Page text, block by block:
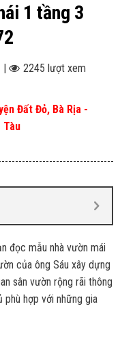
1 tầng 3
|
2245 lượt xem
Đất Đỏ, Bà Rịa -
Tàu
đọc mẫu nhà vườn mái
của ông Sáu xây dựng
sân vườn rộng rãi thông
phù hợp với những gia